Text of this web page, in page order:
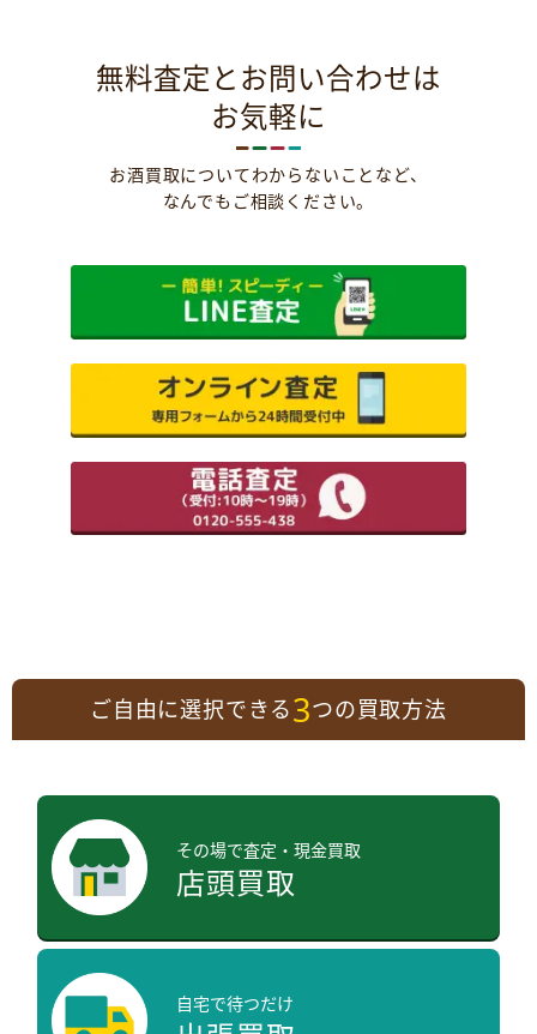
無料査定とお問い合わせは
お気軽に
お酒買取についてわからないことなど、
なんでもご相談ください。
ご自由に選択できる3つの買取方法
その場で査定・現金買取
店頭買取
自宅で待つだけ